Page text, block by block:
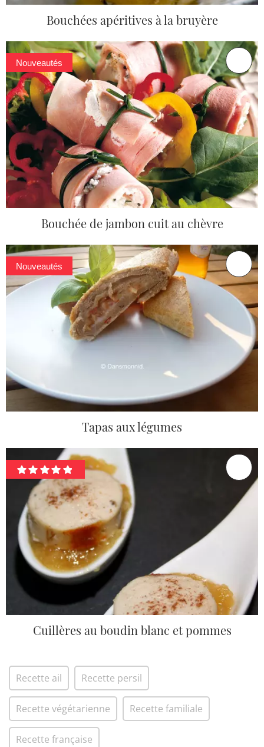
Bouchées apéritives à la bruyère
Nouveautés
Bouchée de jambon cuit au chèvre
Nouveautés
Tapas aux légumes
Cuillères au boudin blanc et pommes
Recette ail Recette persil
Recette végétarienne Recette familiale
Recette française